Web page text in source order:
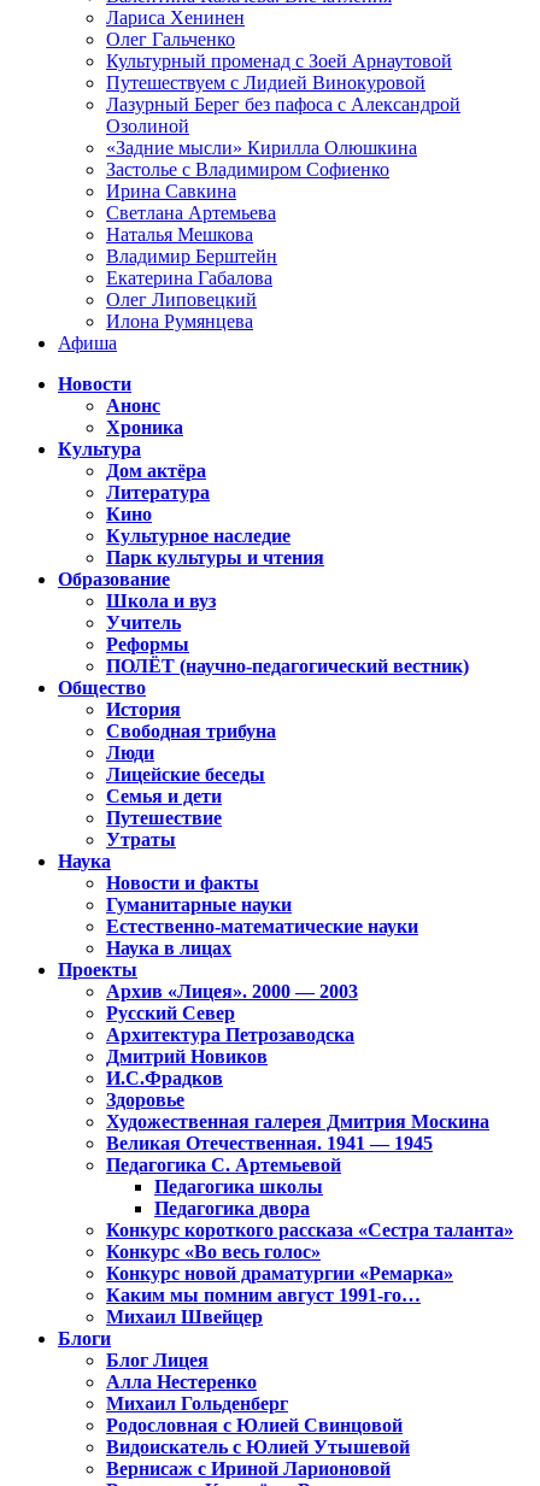
Лариса Хенинен
Олег Гальченко
Культурный променад с Зоей Арнаутовой
Путешествуем с Лидией Винокуровой
Лазурный Берег без пафоса с Александрой
Озолиной
«Задние мысли» Кирилла Олюшкина
Застолье с Владимиром Софиенко
Ирина Савкина
Светлана Артемьева
Наталья Мешкова
Владимир Берштейн
Екатерина Габалова
Олег Липовецкий
Илона Румянцева
Афиша
Новости
Анонс
Хроника
Культура
Дом актёра
Литература
Кино
Культурное наследие
Парк культуры и чтения
Образование
Школа и вуз
Учитель
Реформы
ПОЛЁТ (научно-педагогический вестник)
Общество
История
Свободная трибуна
Люди
Лицейские беседы
Семья и дети
Путешествие
Утраты
Наука
Новости и факты
Гуманитарные науки
Естественно-математические науки
Наука в лицах
Проекты
Архив «Лицея». 2000 — 2003
Русский Север
Архитектура Петрозаводска
Дмитрий Новиков
И.С.Фрадков
Здоровье
Художественная галерея Дмитрия Москина
Великая Отечественная. 1941 — 1945
Педагогика С. Артемьевой
Педагогика школы
Педагогика двора
Конкурс короткого рассказа «Сестра таланта»
Конкурс «Во весь голос»
Конкурс новой драматургии «Ремарка»
Каким мы помним август 1991-го…
Михаил Швейцер
Блоги
Блог Лицея
Алла Нестеренко
Михаил Гольденберг
Родословная с Юлией Свинцовой
Видоискатель с Юлией Утышевой
Вернисаж с Ириной Ларионовой